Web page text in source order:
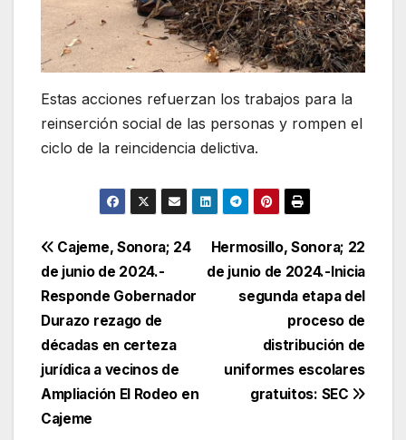
Estas acciones refuerzan los trabajos para la
reinserción social de las personas y rompen el
ciclo de la reincidencia delictiva.
Navegación
de
entradas
Hermosillo, Sonora; 22
de junio de 2024.-Inicia
segunda etapa del
proceso de
distribución de
uniformes escolares
gratuitos: SEC
Cajeme, Sonora; 24
de junio de 2024.-
Responde Gobernador
Durazo rezago de
décadas en certeza
jurídica a vecinos de
Ampliación El Rodeo en
Cajeme